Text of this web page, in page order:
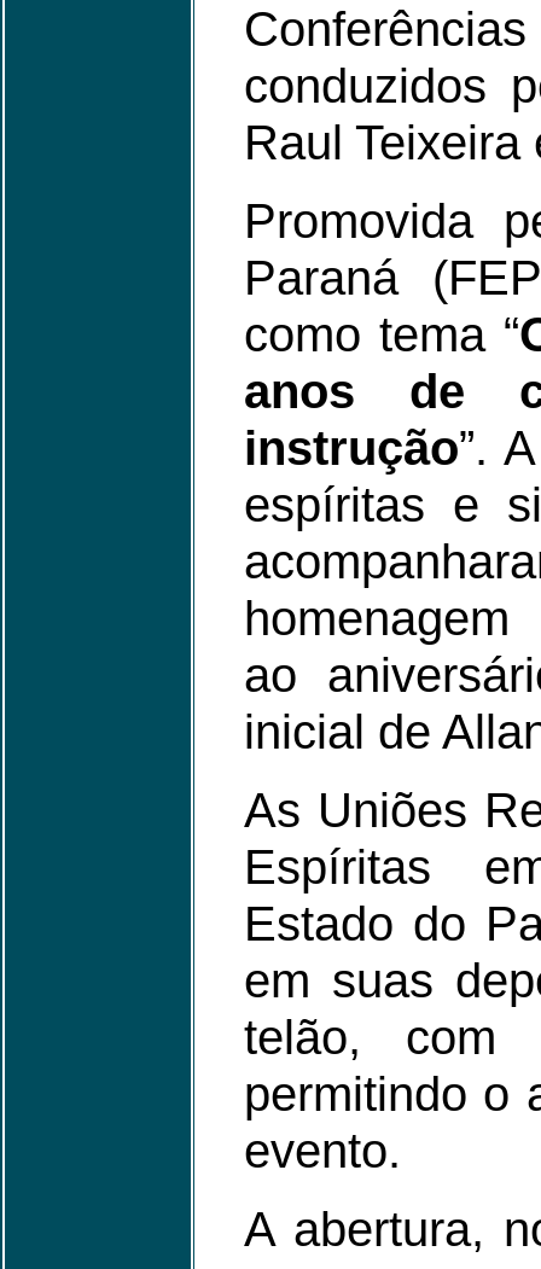
conduzidos
Raul
Promovida
Paraná
como tema “
anos de
instrução”.
espíritas e
ao
inicial de
As Uniões
Espíritas
Estado do
em suas
telão, com
permitindo o
evento.
A abertura,